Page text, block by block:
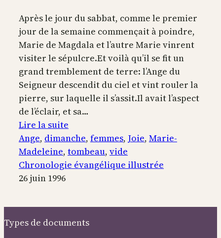
Après le jour du sabbat, comme le premier
jour de la semaine commençait à poindre,
Marie de Magdala et l’autre Marie vinrent
visiter le sépulcre.Et voilà qu’il se fit un
grand tremblement de terre: l’Ange du
Seigneur descendit du ciel et vint rouler la
pierre, sur laquelle il s’assit.Il avait l’aspect
de l’éclair, et sa…
Lire la suite
Les
femmes
trouvent
vide
Ange, dimanche, femmes, Joie, Marie-
Madeleine, tombeau, vide
Chronologie évangélique illustrée
26 juin 1996
Types de documents